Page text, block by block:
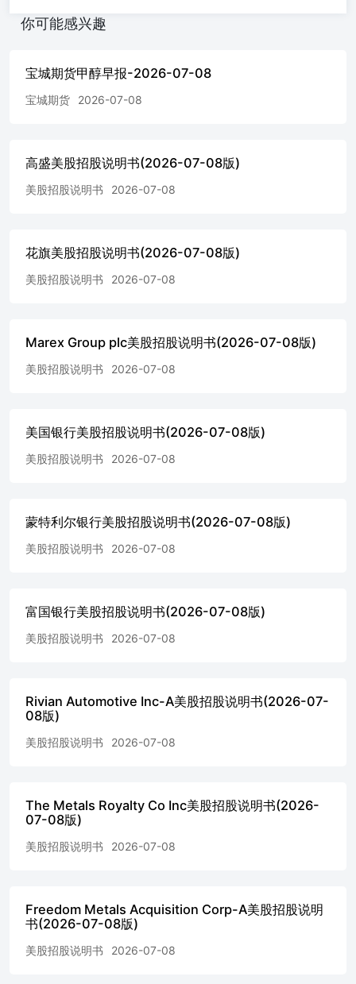
性2.基差：7月7日，阿曼原油现货价为66.96美元/桶，卡塔
减少39.9万桶，预期减少150万桶；美国至6月26日当周EIA
6月26日当周增加70.9万桶，前值减少107.7万桶；截止至7
截至6月30日，WTI原油主力持仓多单，多减；截至6月30
日，布伦特原油主力持仓多单，多减；偏 空；6.预期：隔
夜美国撤销对伊朗制裁的豁免，同时伊朗部分地区发生爆
作，长线多单轻仓持有 近期要闻 1.美国对伊朗发动新一轮
空袭，并撤销了一项允许其向全球销售石油的豁免令，在霍
尔木兹海峡船只遭袭事件频发后，此举进一步危及双方的和
和骚扰的行为施加沉重代价”，并表示伊朗的侵略行为“没有
部外国资产控制办公室当地时间7月7日消息，美国撤销一项
一行为“完全不可接受”，将招致相应后果。 2.美东时间7日
周二，美国能源信息署（EIA）发布《短期能源展望》
比6月9日的上次预期价猛砍至少10%以上。报告显示，EIA
美元/桶，下调幅度约13.7%；2027年预测由79美元/桶降至
期价由74.39美元/桶降至60.76美元/桶，下调约18.3%。 3.据
路透社报道，一位美国官员表示，伊朗在霍尔木兹海峡的行
动完全不可接受，美方将对此作出回应。但美方谈判代表仍
付和销售授权。 近期多空分析 利多： 1. 中东局势仍存恶化
可能2. 海峡通航恢复缓慢 利空： 1.美伊谈判有进展
2.OPEC+按计划增加产量 行情驱动：短期继续关注地缘局
何人不得更改或以任何方式发送、翻版、复制或传播此报告
的全部或部分材料、内容。如引用、刊发，须注明出处为大
越期货股份有限公司，且不得对本报告进行有悖原意的引
用、删节和修改。 本报告基于大越期货股份有限公司及其
时效性以及完整性不作任何明确或隐含的保证。因此任何人
不得对本报告所载的信息、观点以及数据的准确性、可靠
此报告及所载材料而造成的损失承担任何责任。本报告不应
你可能感兴趣
宝城期货甲醇早报-2026-07-08
宝城期货 2026-07-08
高盛美股招股说明书(2026-07-08版)
美股招股说明书 2026-07-08
花旗美股招股说明书(2026-07-08版)
美股招股说明书 2026-07-08
Marex Group plc美股招股说明书(2026-07-08版)
美股招股说明书 2026-07-08
美国银行美股招股说明书(2026-07-08版)
美股招股说明书 2026-07-08
蒙特利尔银行美股招股说明书(2026-07-08版)
美股招股说明书 2026-07-08
富国银行美股招股说明书(2026-07-08版)
美股招股说明书 2026-07-08
Rivian Automotive Inc-A美股招股说明书(2026-07-
08版)
美股招股说明书 2026-07-08
The Metals Royalty Co Inc美股招股说明书(2026-
07-08版)
美股招股说明书 2026-07-08
Freedom Metals Acquisition Corp-A美股招股说明
书(2026-07-08版)
美股招股说明书 2026-07-08